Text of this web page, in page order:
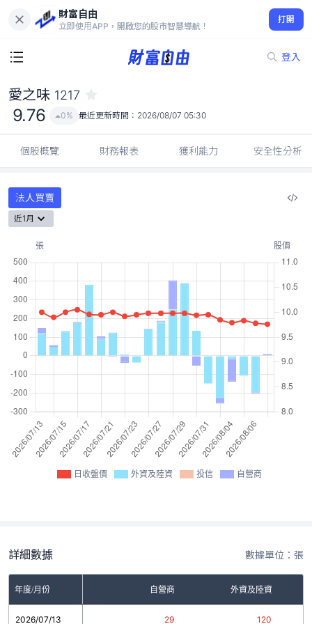
財富自由
立即使用APP，開啟您的股市智慧導航！
打開
登入
9.76
0%
愛之味 1217
9.76 0% 最近更新時間： 2026/08/07 05:30
個股概覽 財務報表 獲利能力 安全性分析
法人買賣
近1月
日收盤價 外資及陸資 投信 自營商
詳細數據 數據單位：張
年度/月份 自營商 外資及陸資
2026/07/13 29 120